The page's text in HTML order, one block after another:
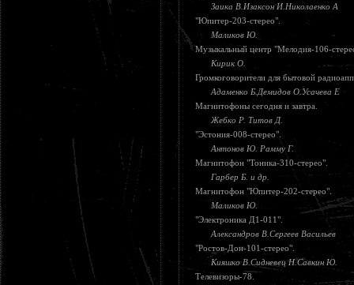
Заика В.Изаксон И.Николаенко А
"Юпитер-203-стерео".
Маликов Ю.
Музыкальный центр "Мелодия-106-
Кирик О.
Громкоговорители для бытовой
Адаменко Б.Демидов О.Усачева Е
Магнитофоны сегодня и завтра.
Жебко Р. Титов Д.
"Эстония-008-стерео".
Антонов Ю. Рамму Г.
Магнитофон "Тоника-310-стерео".
Гарбер Б. и др.
Магнитофон "Юпитер-202-стерео".
Маликов Ю.
"Электроника Д1-011".
Александров В.Сергеев Васильев
"Ростов-Дон-101-стерео".
Кияшко В.Сидневец Н.Савкин Ю.
Телевизоры-78.